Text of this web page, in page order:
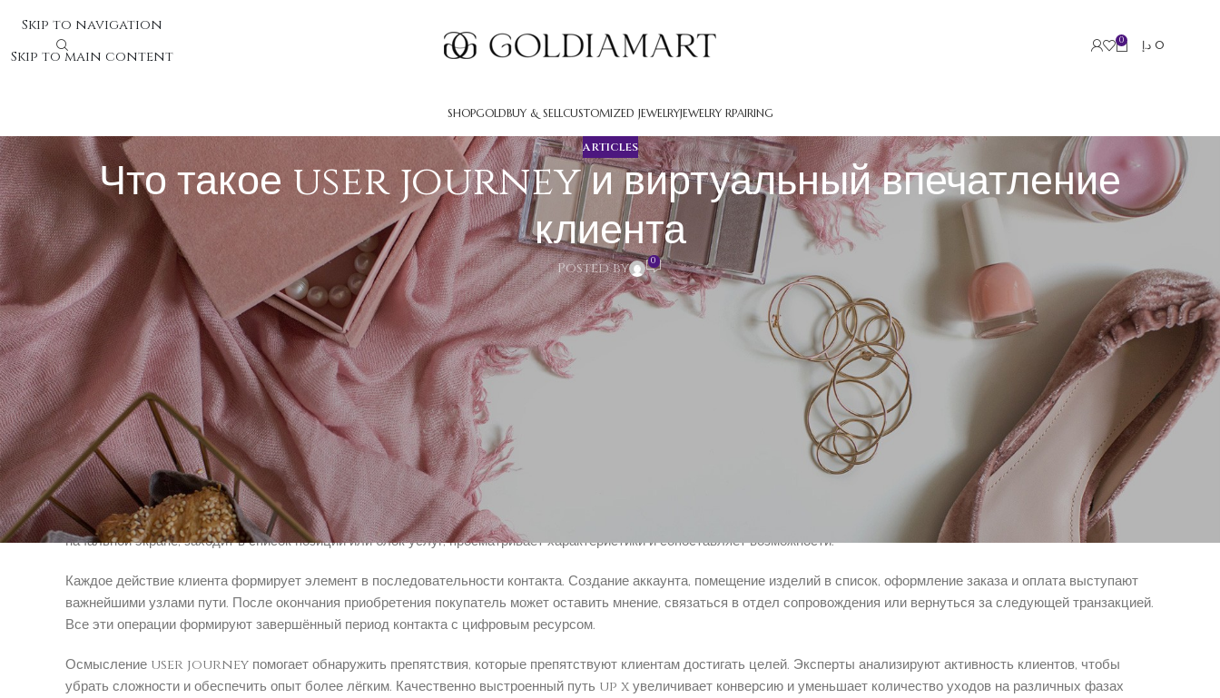
Skip to navigation
Skip to main content
0 0 د.إ
SHOPGOLDBUY & SELLCUSTOMIZED JEWELRYJEWELRY RPAIRING
ARTICLES
Что такое user journey и виртуальный впечатление
клиента
Posted by 0
Что такое user journey и виртуальный впечатление клиента
User journey представляет собой серию шагов, которые выполняет посетитель при использовании с сайтом, приложением или онлайн-сервисом. Онлайн опыт
пользователя содержит все переживания, эмоции и итоги, обретённые во время этого маршрута. Компании рассматривают каждый этап клиентов, чтобы определить, где
возникают трудности и как upxповысить восприятие решения. Качественный user journey способствует выполнять бизнес-целей и усиливает довольство
потребителей.
Термин user journey доступными словами
User journey описывает путь человека от изначального контакта с продуктом до выполнения определённой задачи. Путешествие начинается с момента, когда
потенциальный заказчик находит о существовании платформы через объявления, поисковый систему или отзыв коллег. Далее посетитель анализирует данные на
начальной экране, заходит в список позиций или блок услуг, просматривает характеристики и сопоставляет возможности.
Каждое действие клиента формирует элемент в последовательности контакта. Создание аккаунта, помещение изделий в список, оформление заказа и оплата выступают
важнейшими узлами пути. После окончания приобретения покупатель может оставить мнение, связаться в отдел сопровождения или вернуться за следующей транзакцией.
Все эти операции формируют завершённый период контакта с цифровым ресурсом.
Осмысление user journey помогает обнаружить препятствия, которые препятствуют клиентам достигать целей. Эксперты анализируют активность клиентов, чтобы
убрать сложности и обеспечить опыт более лёгким. Качественно выстроенный путь up x увеличивает конверсию и уменьшает количество уходов на различных фазах